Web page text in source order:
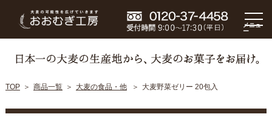
メニュ
ー
TOP 商品一覧 大麦の食品・他 大麦野菜ゼリー 20包入